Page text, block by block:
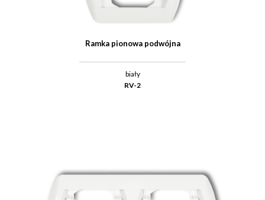
Ramka pionowa podwójna
biały
RV-2